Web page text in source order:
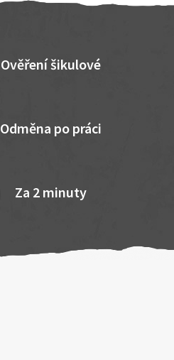
Ověření šikulové
Odměna po práci
Za 2 minuty